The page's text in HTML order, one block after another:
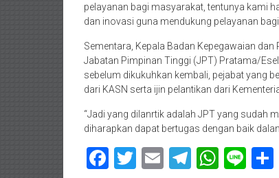
pelayanan bagi masyarakat, tentunya kami
dan inovasi guna mendukung pelayanan
Sementara, Kepala Badan Kepegawaian
Jabatan Pimpinan Tinggi (JPT) Pratama/
sebelum dikukuhkan kembali, pejabat yang
dari KASN serta ijin pelantikan dari
“Jadi yang dilanrtik adalah JPT yang sudah
diharapkan dapat bertugas dengan baik
Facebook
Twitter
EmailTelegram
Line